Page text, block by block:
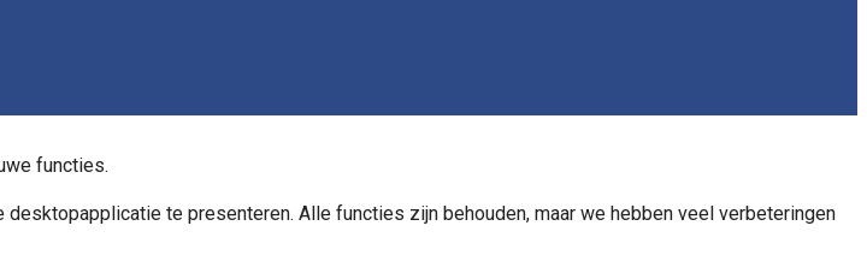
functies.
te presenteren. Alle functies zijn behouden, maar we hebben veel verbeteringen